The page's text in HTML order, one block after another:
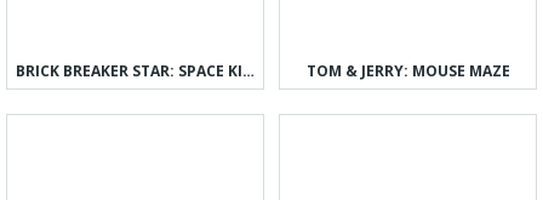
BRICK BREAKER STAR: SPACE KING TOM & JERRY: MOUSE MAZE